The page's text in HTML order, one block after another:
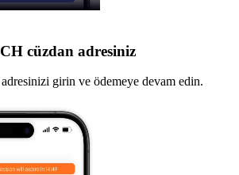
cüzdan adresiniz
girin ve ödemeye devam edin.